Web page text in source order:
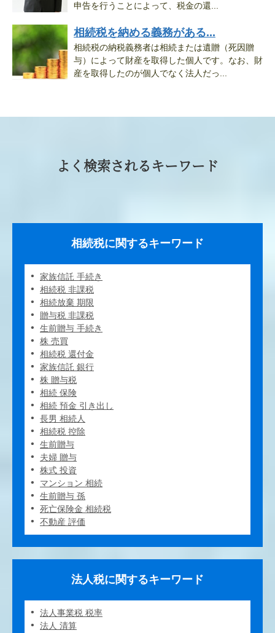
申告を行うことによって、税金の還...
相続税を納める義務がある...
相続税の納税義務者は相続または遺贈（死因贈
与）によって財産を取得した個人です。なお、財
産を取得したのが個人でなく法人だっ...
よく検索されるキーワード
相続税に関するキーワード
家族信託 手続き
相続税 非課税
相続放棄 期限
贈与税 非課税
生前贈与 手続き
株 売買
相続税 還付金
家族信託 銀行
株 贈与税
相続 保険
相続 預金 引き出し
長男 相続人
相続税 控除
生前贈与
夫婦 贈与
株式 投資
マンション 相続
生前贈与 孫
死亡保険金 相続税
不動産 評価
法人税に関するキーワード
法人事業税 税率
法人 清算